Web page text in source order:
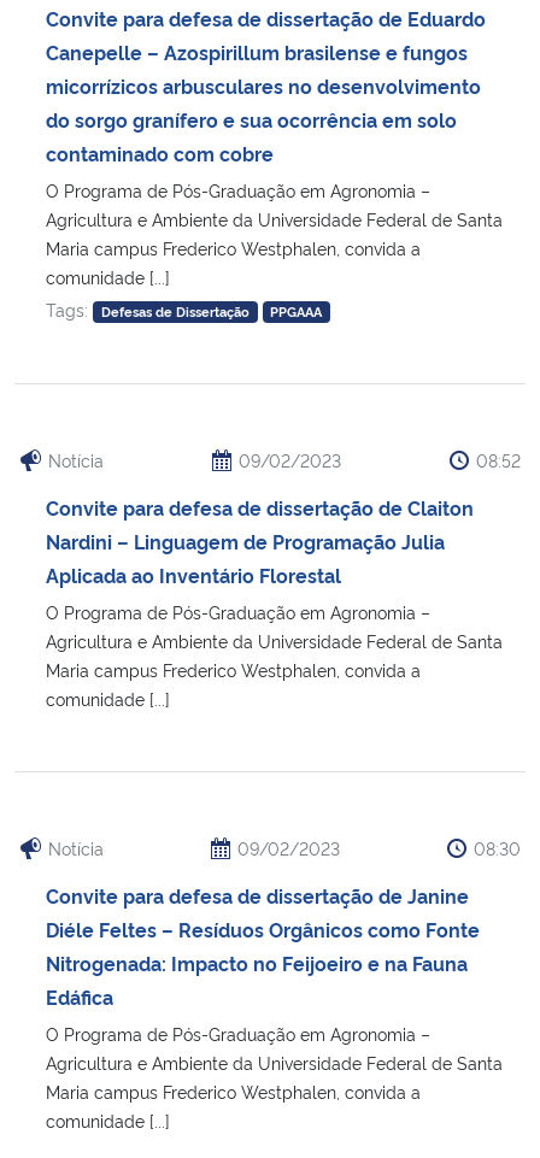
Convite para defesa de dissertação de Eduardo
Canepelle – Azospirillum brasilense e fungos
micorrízicos arbusculares no desenvolvimento
do sorgo granífero e sua ocorrência em solo
contaminado com cobre
O Programa de Pós-Graduação em Agronomia –
Agricultura e Ambiente da Universidade Federal de Santa
Maria campus Frederico Westphalen, convida a
comunidade [...]
Tags:
Defesas de Dissertação PPGAAA
Notícia 09/02/2023 08:52
Convite para defesa de dissertação de Claiton
Nardini – Linguagem de Programação Julia
Aplicada ao Inventário Florestal
O Programa de Pós-Graduação em Agronomia –
Agricultura e Ambiente da Universidade Federal de Santa
Maria campus Frederico Westphalen, convida a
comunidade [...]
Notícia 09/02/2023 08:30
Convite para defesa de dissertação de Janine
Diéle Feltes – Resíduos Orgânicos como Fonte
Nitrogenada: Impacto no Feijoeiro e na Fauna
Edáfica
O Programa de Pós-Graduação em Agronomia –
Agricultura e Ambiente da Universidade Federal de Santa
Maria campus Frederico Westphalen, convida a
comunidade [...]